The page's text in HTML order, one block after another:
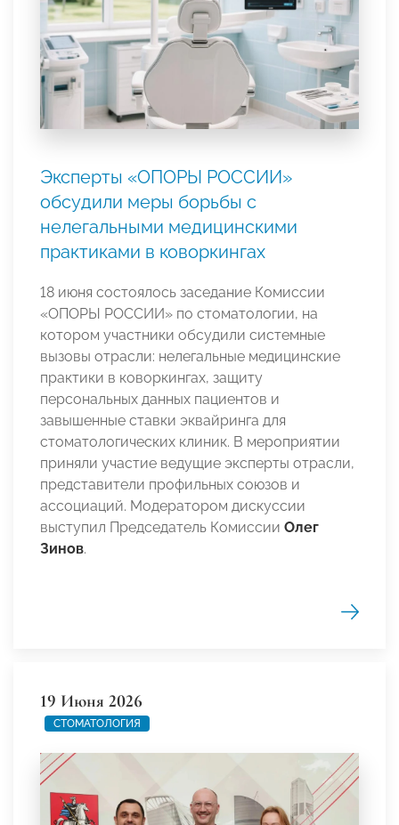
Эксперты «ОПОРЫ РОССИИ»
обсудили меры борьбы с
нелегальными медицинскими
практиками в коворкингах
18 июня состоялось заседание Комиссии
«ОПОРЫ РОССИИ» по стоматологии, на
котором участники обсудили системные
вызовы отрасли: нелегальные медицинские
практики в коворкингах, защиту
персональных данных пациентов и
завышенные ставки эквайринга для
стоматологических клиник. В мероприятии
приняли участие ведущие эксперты отрасли,
представители профильных союзов и
ассоциаций. Модератором дискуссии
выступил Председатель Комиссии Олег
Зинов.
19 Июня 2026
СТОМАТОЛОГИЯ